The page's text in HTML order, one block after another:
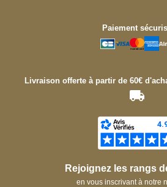
Paiement
Livraison offerte à partir de 60€
Rejoignez les rangs
en vous inscrivant à notre